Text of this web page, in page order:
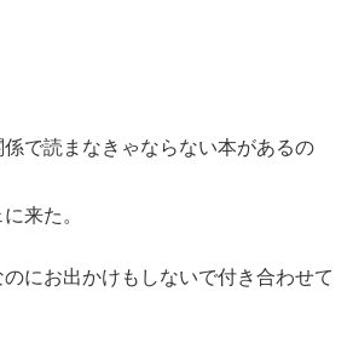
で読まなきゃならない本があるの
来た。
のにお出かけもしないで付き合わせて